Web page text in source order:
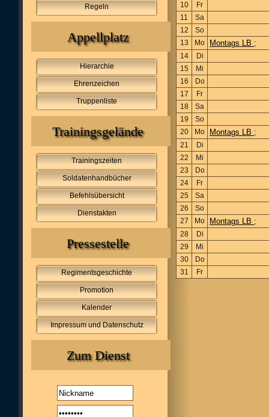
Regeln
Appellplatz
Hierarchie
Ehrenzeichen
Truppenliste
Trainingsgelände
Trainingszeiten
Soldatenhandbücher
Befehlsübersicht
Dienstakten
Pressestelle
Regimentsgeschichte
Promotion
Kalender
Impressum und Datenschutz
Zum Dienst
10
Fr
11
Sa
12
So
13
Mo Montags LB ;
14
Di
15
Mi
16
Do
17
Fr
18
Sa
19
So
20
Mo Montags LB ;
21
Di
22
Mi
23
Do
24
Fr
25
Sa
26
So
27
Mo Montags LB ;
28
Di
29
Mi
30
Do
31
Fr